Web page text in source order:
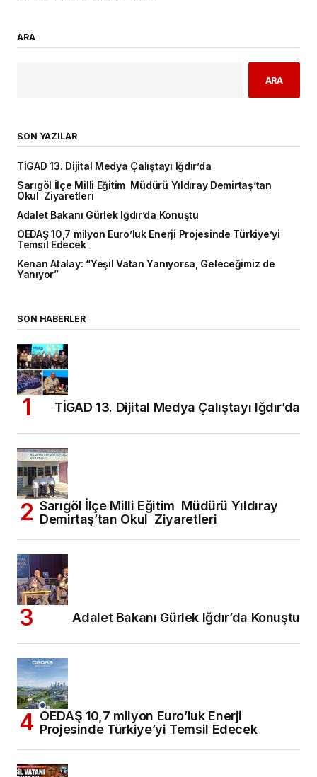
ARA
ARA
SON YAZILAR
TİGAD 13. Dijital Medya Çalıştayı Iğdır’da
Sarıgöl İlçe Milli Eğitim Müdürü Yıldıray Demirtaş’tan
Okul Ziyaretleri
Adalet Bakanı Gürlek Iğdır’da Konuştu
OEDAŞ 10,7 milyon Euro’luk Enerji Projesinde Türkiye’yi
Temsil Edecek
Kenan Atalay: “Yeşil Vatan Yanıyorsa, Geleceğimiz de
Yanıyor”
SON HABERLER
TİGAD 13. Dijital Medya Çalıştayı Iğdır’da
Sarıgöl İlçe Milli Eğitim Müdürü Yıldıray
Demirtaş’tan Okul Ziyaretleri
Adalet Bakanı Gürlek Iğdır’da Konuştu
OEDAŞ 10,7 milyon Euro’luk Enerji
Projesinde Türkiye’yi Temsil Edecek